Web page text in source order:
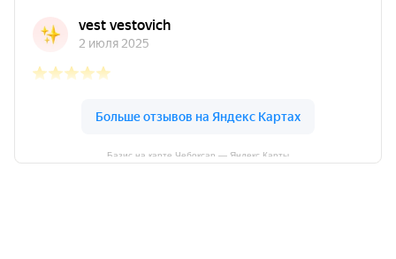
Базис на карте Чебоксар — Яндекс Карты